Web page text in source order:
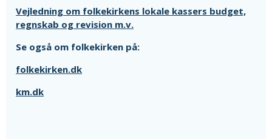
Vejledning om folkekirkens lokale kassers budget,
regnskab og revision m.v.
Se også om folkekirken på:
folkekirken.dk
km.dk